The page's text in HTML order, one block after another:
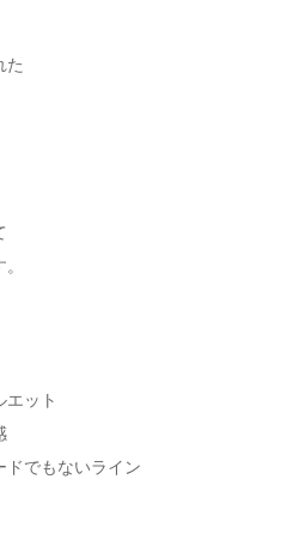
た
エット
ドでもないライン